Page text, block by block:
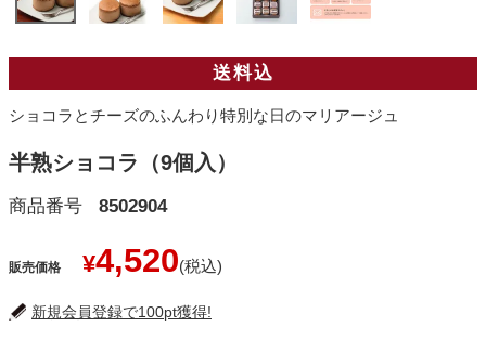
送料込
ショコラとチーズのふんわり特別な日のマリアージュ
半熟ショコラ（9個入）
商品番号 8502904
販売価格 ¥4,520
新規会員登録で100pt獲得!